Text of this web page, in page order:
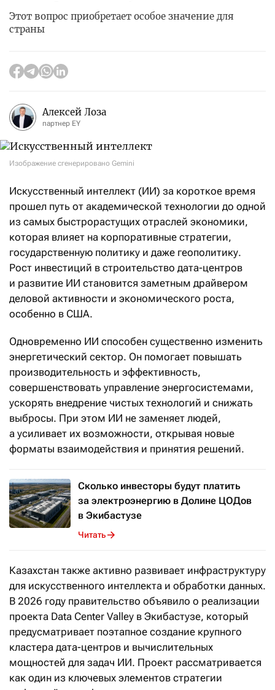
Этот вопрос приобретает особое значение для
страны
Алексей Лоза
партнер EY
Изображение сгенерировано Gemini
Искусственный интеллект (ИИ) за короткое время
прошел путь от академической технологии до одной
из самых быстрорастущих отраслей экономики,
которая влияет на корпоративные стратегии,
государственную политику и даже геополитику.
Рост инвестиций в строительство дата-центров
и развитие ИИ становится заметным драйвером
деловой активности и экономического роста,
особенно в США.
Одновременно ИИ способен существенно изменить
энергетический сектор. Он помогает повышать
производительность и эффективность,
совершенствовать управление энергосистемами,
ускорять внедрение чистых технологий и снижать
выбросы. При этом ИИ не заменяет людей,
а усиливает их возможности, открывая новые
форматы взаимодействия и принятия решений.
Сколько инвесторы будут платить
за электроэнергию в Долине ЦОДов
в Экибастузе
Читать
Казахстан также активно развивает инфраструктуру
для искусственного интеллекта и обработки данных.
В 2026 году правительство объявило о реализации
проекта Data Center Valley в Экибастузе, который
предусматривает поэтапное создание крупного
кластера дата-центров и вычислительных
мощностей для задач ИИ. Проект рассматривается
как один из ключевых элементов стратегии